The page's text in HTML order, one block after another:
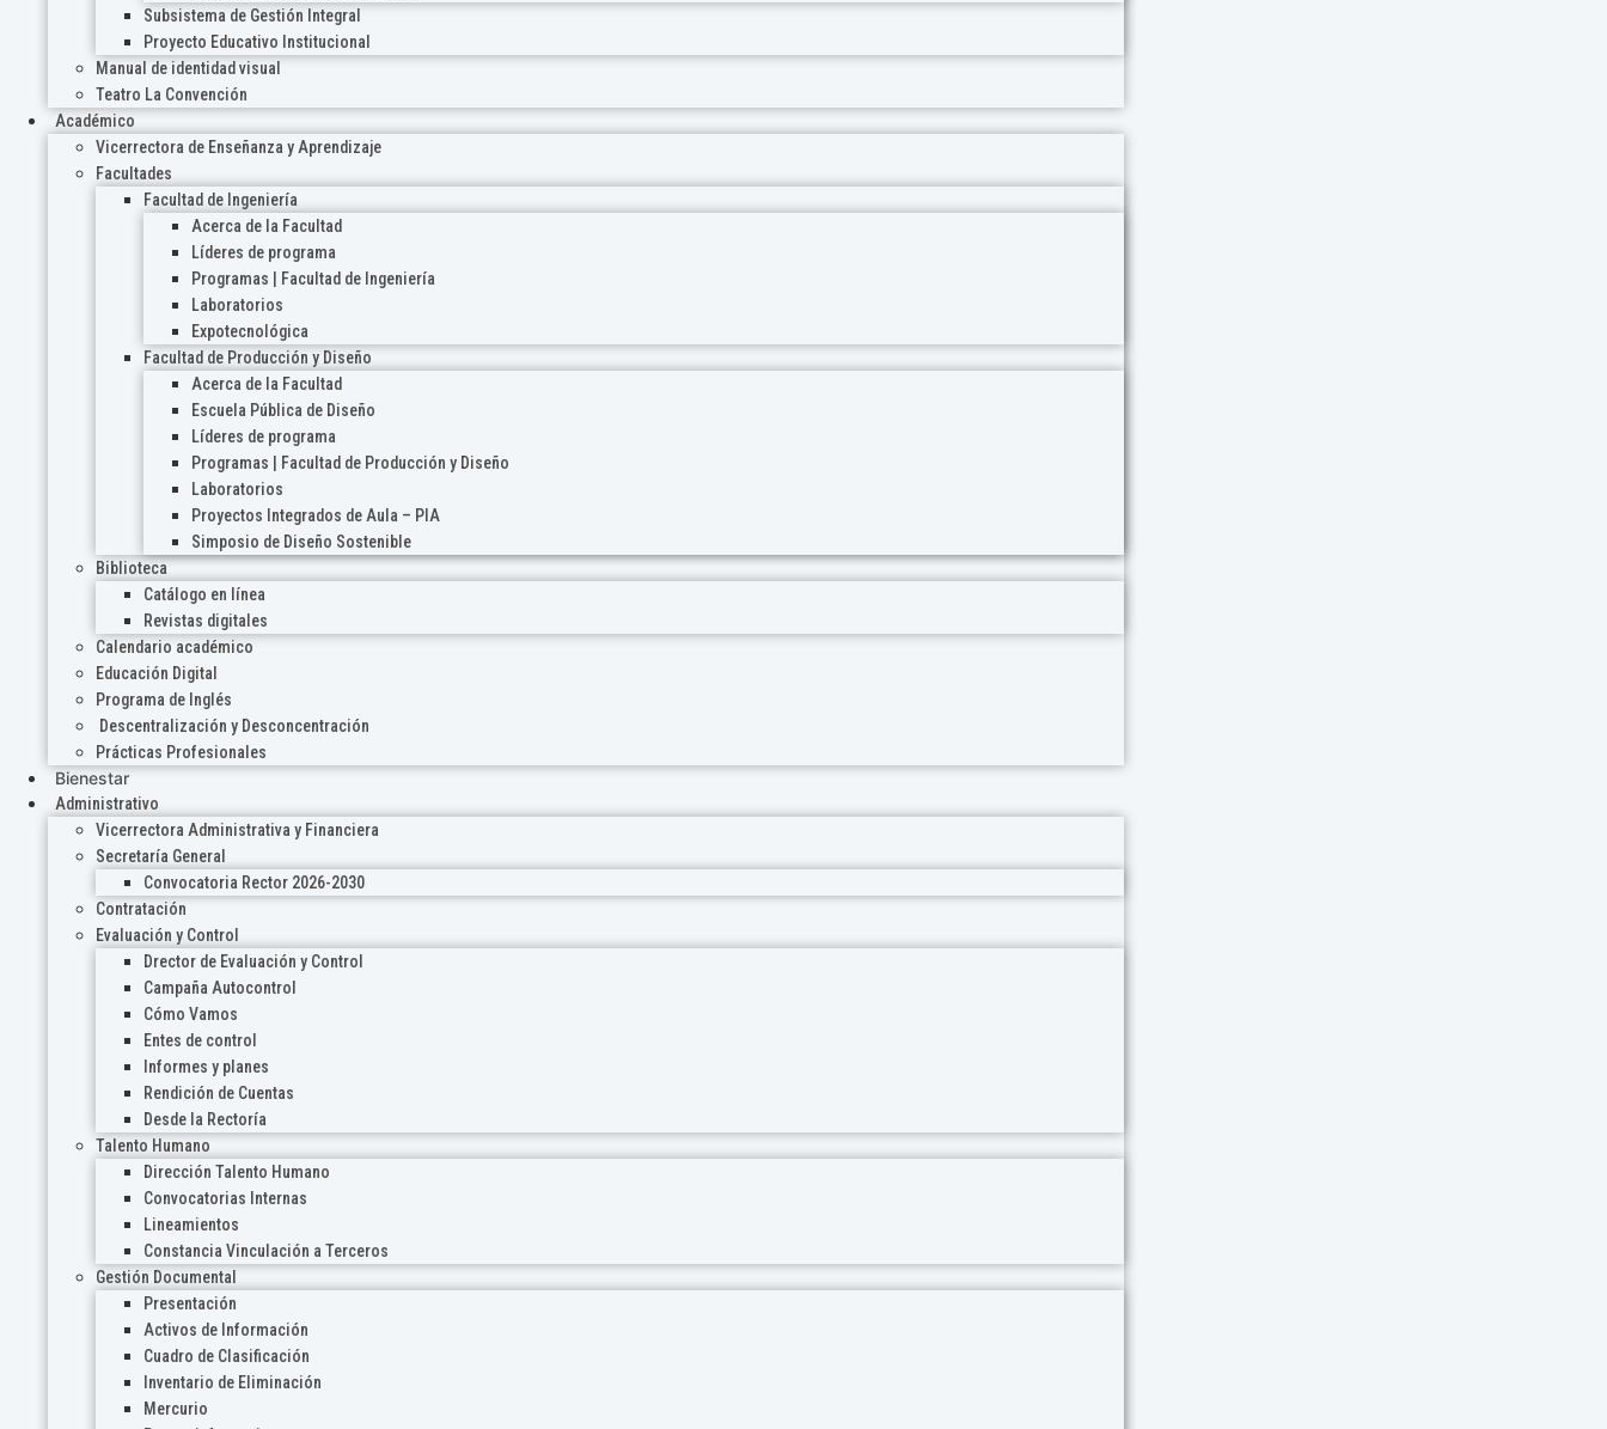
Subsistema de Gestión Integral
Proyecto Educativo Institucional
Manual de identidad visual
Teatro La Convención
Académico
Vicerrectora de Enseñanza y Aprendizaje
Facultades
Facultad de Ingeniería
Acerca de la Facultad
Líderes de programa
Programas | Facultad de Ingeniería
Laboratorios
Expotecnológica
Facultad de Producción y Diseño
Acerca de la Facultad
Escuela Pública de Diseño
Líderes de programa
Programas | Facultad de Producción y Diseño
Laboratorios
Proyectos Integrados de Aula – PIA
Simposio de Diseño Sostenible
Biblioteca
Catálogo en línea
Revistas digitales
Calendario académico
Educación Digital
Programa de Inglés
Descentralización y Desconcentración
Prácticas Profesionales
Bienestar
Administrativo
Vicerrectora Administrativa y Financiera
Secretaría General
Convocatoria Rector 2026-2030
Contratación
Evaluación y Control
Drector de Evaluación y Control
Campaña Autocontrol
Cómo Vamos
Entes de control
Informes y planes
Rendición de Cuentas
Desde la Rectoría
Talento Humano
Dirección Talento Humano
Convocatorias Internas
Lineamientos
Constancia Vinculación a Terceros
Gestión Documental
Presentación
Activos de Información
Cuadro de Clasificación
Inventario de Eliminación
Mercurio